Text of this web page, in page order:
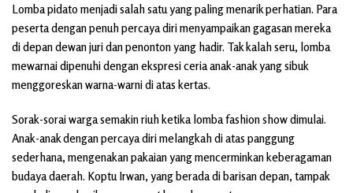
Lomba pidato menjadi salah satu yang paling menarik perhatian. Para
peserta dengan penuh percaya diri menyampaikan gagasan mereka
di depan dewan juri dan penonton yang hadir. Tak kalah seru, lomba
mewarnai dipenuhi dengan ekspresi ceria anak-anak yang sibuk
menggoreskan warna-warni di atas kertas.
Sorak-sorai warga semakin riuh ketika lomba fashion show dimulai.
Anak-anak dengan percaya diri melangkah di atas panggung
sederhana, mengenakan pakaian yang mencerminkan keberagaman
budaya daerah. Koptu Irwan, yang berada di barisan depan, tampak